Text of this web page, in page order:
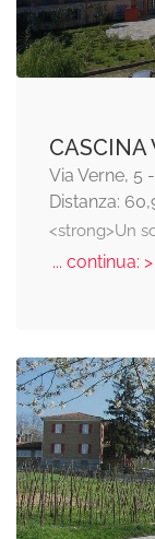
CASCINA
Via Verne, 5
Distanza:
<strong>Un
... continua: >